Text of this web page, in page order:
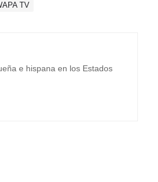
TV
e hispana en los Estados